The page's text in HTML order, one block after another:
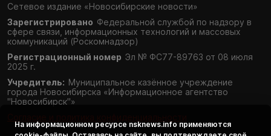
Сетевое издание «Новосибирские новости»
Зарегистрировано Федеральной службой по надзору в
сфере связи, информационных технологий и массовых
коммуникаций (Роскомнадзор)
Регистрационный номер Эл № ФС77-89763 от 08 июля
2025 г.
Учредитель: Муниципальное казённое учреждение
города Новосибирска «Информационное агентство
"Новосибирск"»
На информационном ресурсе nsknews.info применяются